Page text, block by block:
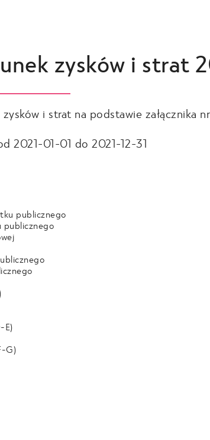
zysków i strat
zysków i strat na podstawie załącznika
2021-01-01 do 2021-12-31
publicznego
publicznego
E)
G)